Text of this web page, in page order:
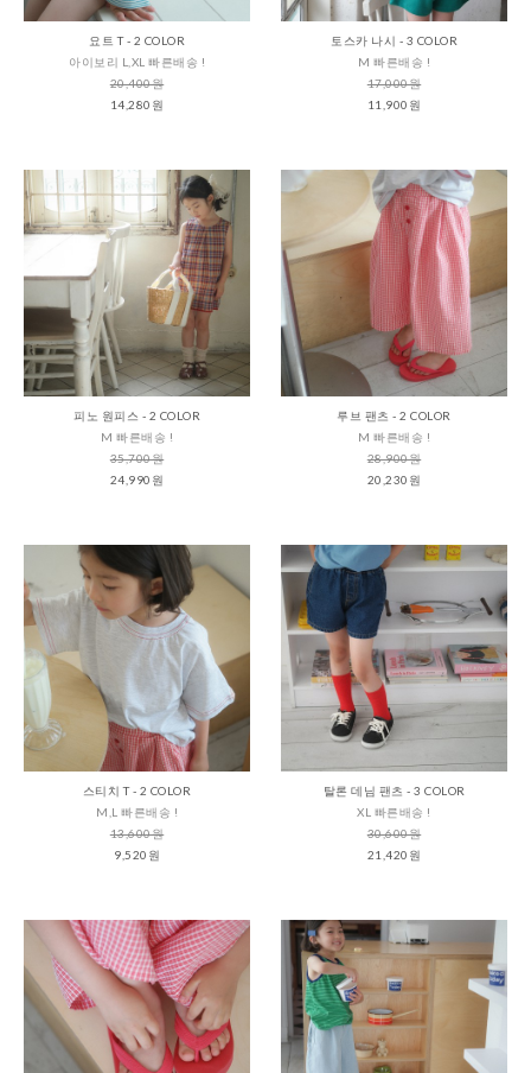
요트 T - 2 COLOR
아이보리 L,XL 빠른배송 !
20,400원
14,280원
토스카 나시 - 3 COLOR
M 빠른배송 !
17,000원
11,900원
피노 원피스 - 2 COLOR
M 빠른배송 !
35,700원
24,990원
루브 팬츠 - 2 COLOR
M 빠른배송 !
28,900원
20,230원
스티치 T - 2 COLOR
M,L 빠른배송 !
13,600원
9,520원
탈론 데님 팬츠 - 3 COLOR
XL 빠른배송 !
30,600원
21,420원